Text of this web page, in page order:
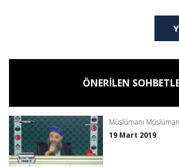
ÖNERİLEN
Müslümanı
19 Mart 2019